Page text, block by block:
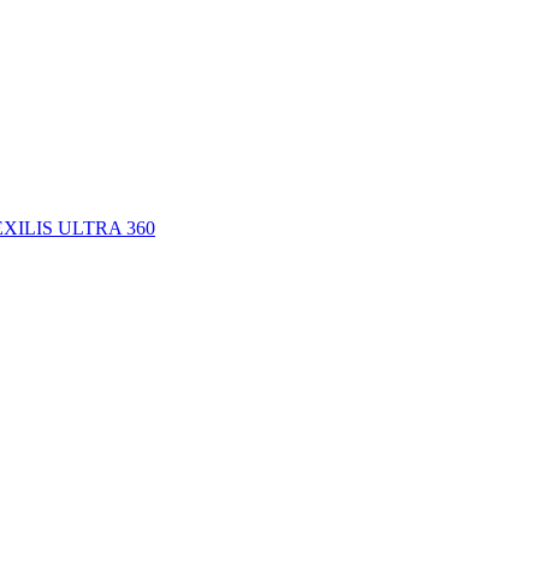
ULTRA 360